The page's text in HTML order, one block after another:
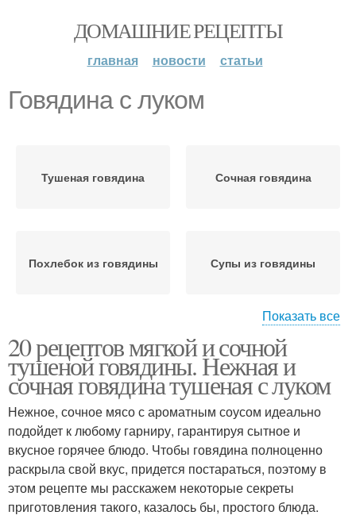
ДОМАШНИЕ РЕЦЕПТЫ
главная новости статьи
Говядина с луком
Тушеная говядина Сочная говядина
Похлебок из говядины Супы из говядины
Суп с говядиной Суп из говядины
Говядина в томатном
соусе
Говядина с
шампиньонами
Говядина с
Показать все
20 рецептов мягкой и сочной
тушеной говядины. Нежная и
сочная говядина тушеная с луком
Нежное, сочное мясо с ароматным соусом идеально
подойдет к любому гарниру, гарантируя сытное и
вкусное горячее блюдо. Чтобы говядина полноценно
раскрыла свой вкус, придется постараться, поэтому в
этом рецепте мы расскажем некоторые секреты
приготовления такого, казалось бы, простого блюда.